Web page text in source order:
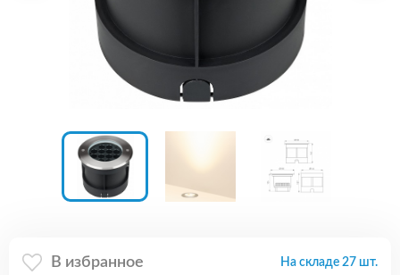
В избранное На складе 27 шт.